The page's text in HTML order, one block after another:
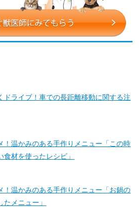
ドライブ！車での長距離移動に関する注
！温かみのある手作りメニュー「この時
食材を使ったレシピ」
！温かみのある手作りメニュー「お鍋の
たメニュー」